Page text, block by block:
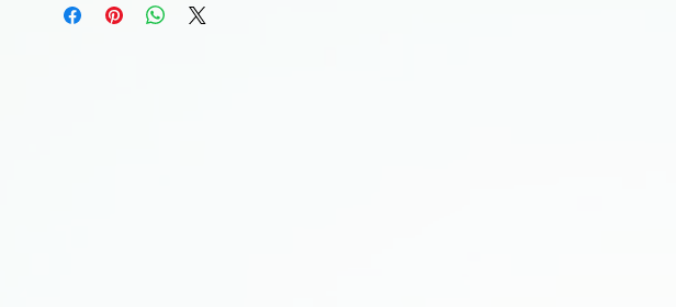
het weten bij 'Opmerkingen' dan kunnen we het bij